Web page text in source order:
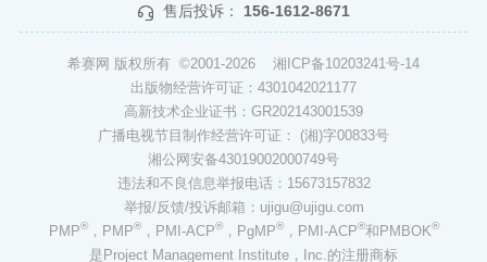
售后投诉： 156-1612-8671
希赛网 版权所有 ©2001-2026 湘ICP备10203241号-14
出版物经营许可证：4301042021177
高新技术企业证书：GR202143001539
广播电视节目制作经营许可证： (湘)字00833号
湘公网安备43019002000749号
违法和不良信息举报电话：15673157832
举报/反馈/投诉邮箱：ujigu@ujigu.com
PMP®，PMP®，PMI-ACP®，PgMP®，PMI-ACP®和PMBOK®
是Project Management Institute，Inc.的注册商标